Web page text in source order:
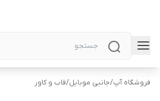
فروشگاه آپ/جانبی موبایل/قاب و کاور